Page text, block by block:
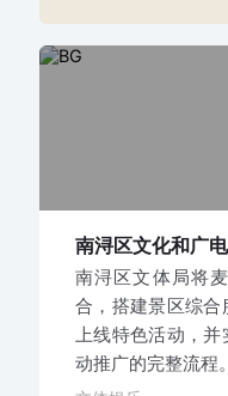
南浔区文化和广
南浔区文体局将
合，搭建景区综
上线特色活动，
动推广的完整流程。